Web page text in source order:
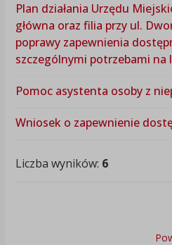
Plan działania Urzędu
główna oraz filia przy ul.
poprawy zapewnienia
szczególnymi potrzebami na
Pomoc asystenta osoby z
Wniosek o zapewnienie
Liczba wyników: 6